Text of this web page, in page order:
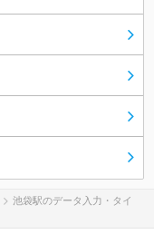
池袋駅のデータ入力・タイ